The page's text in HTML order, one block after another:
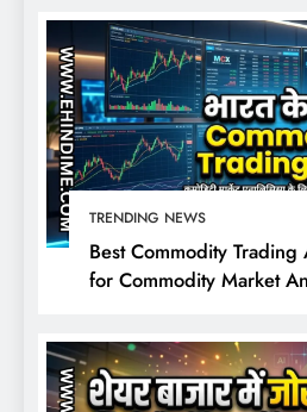
TRENDING NEWS
Best Commodity
for Commodity Market